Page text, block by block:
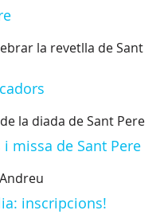
la revetlla de Sant
la diada de Sant Pere
missa de Sant Pere
inscripcions!